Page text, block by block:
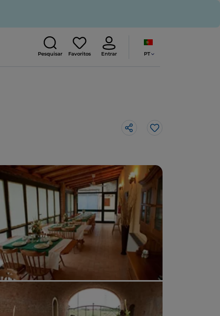
Pesquisar Favoritos Entrar PT
Gosto